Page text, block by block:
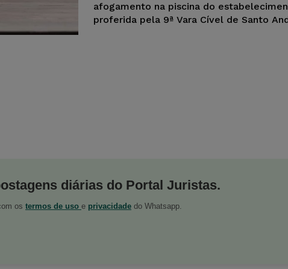
afogamento na piscina do
proferida pela 9ª Vara Cível de Santo
diárias do Portal Juristas.
os termos de uso e privacidade do Whatsapp.